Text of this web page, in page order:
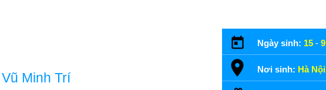
Vũ Minh Trí
Ngày sinh: 15 - 9
Nơi sinh: Hà Nội